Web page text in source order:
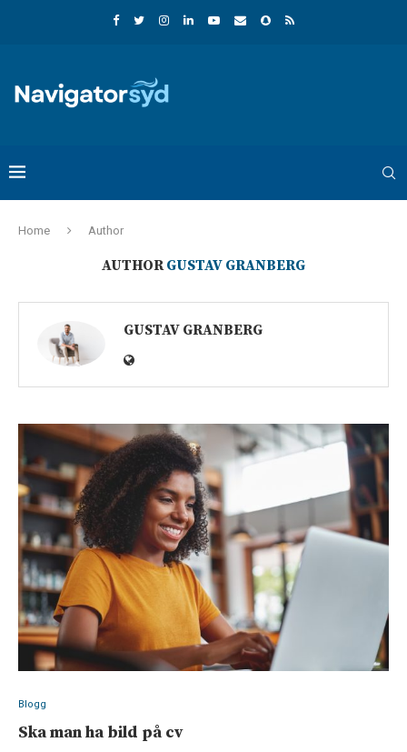
Home Author
AUTHORGUSTAV GRANBERG
GUSTAV GRANBERG
Blogg
Ska man ha bild på cv